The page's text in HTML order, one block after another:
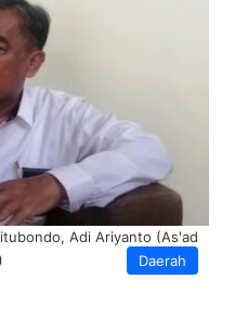
Daerah
Adi Ariyanto (As'ad